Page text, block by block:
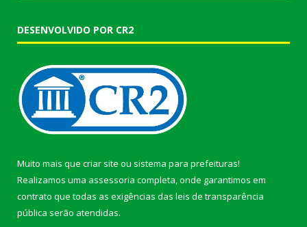
DESENVOLVIDO POR CR2
Muito mais que criar site ou sistema para prefeituras!
Realizamos uma assessoria completa, onde garantimos em
contrato que todas as exigências das leis de transparência
pública serão atendidas.